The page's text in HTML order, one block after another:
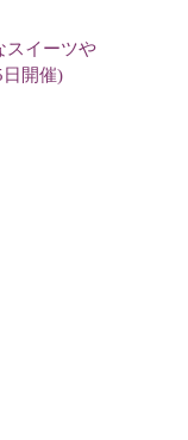
スイーツや
開催)